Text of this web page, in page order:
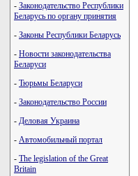
- Законодательство Республики
Беларусь по органу принятия
- Законы Республики Беларусь
- Новости законодательства
Беларуси
- Тюрьмы Беларуси
- Законодательство России
- Деловая Украина
- Автомобильный портал
- The legislation of the Great
Britain